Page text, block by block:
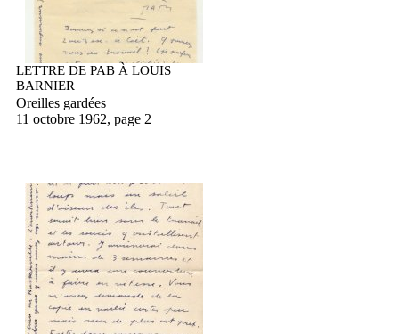
LETTRE DE PAB À LOUIS
BARNIER
Oreilles gardées
11 octobre 1962, page 2